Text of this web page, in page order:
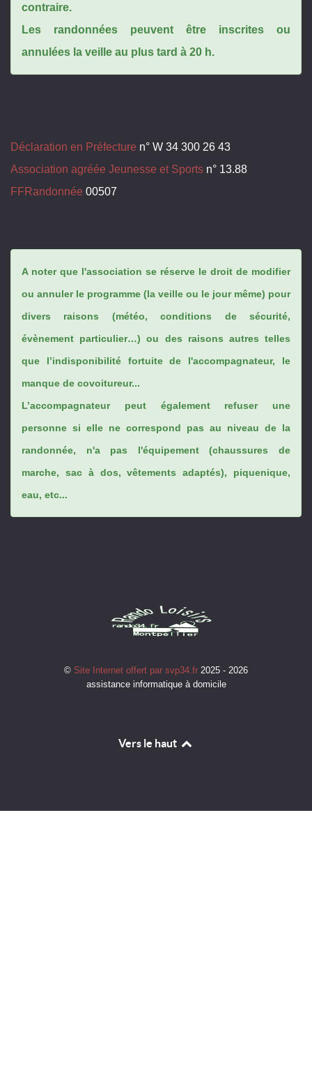
contraire.
Les randonnées peuvent être inscrites ou
annulées la veille au plus tard à 20 h.
Déclaration en Préfecture n° W 34 300 26 43
Association agréée Jeunesse et Sports n° 13.88
FFRandonnée 00507
A noter que l'association se réserve le droit de modifier
ou annuler le programme (la veille ou le jour même) pour
divers raisons (météo, conditions de sécurité,
évènement particulier…) ou des raisons autres telles
que l’indisponibilité fortuite de l'accompagnateur, le
manque de covoitureur...
L’accompagnateur peut également refuser une
personne si elle ne correspond pas au niveau de la
randonnée, n'a pas l'équipement (chaussures de
marche, sac à dos, vêtements adaptés), piquenique,
eau, etc...
© Site Internet offert par svp34.fr 2025 - 2026
assistance informatique à domicile
Vers le haut